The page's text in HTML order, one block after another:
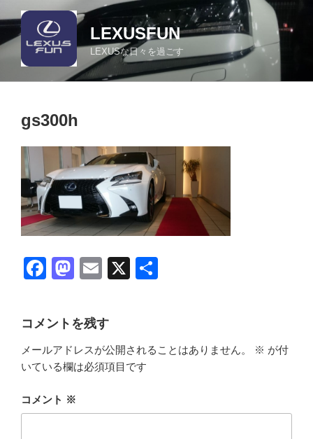
ン
テ
LEXUSFUN
LEXUSな日々を過ごす
gs300h
F
c
e
b
o
o
M
st
o
d
o
n
E
ail
X
コメントを残す
メールアドレスが公開されることはありません。 ※ が付
いている欄は必須項目です
コメント ※